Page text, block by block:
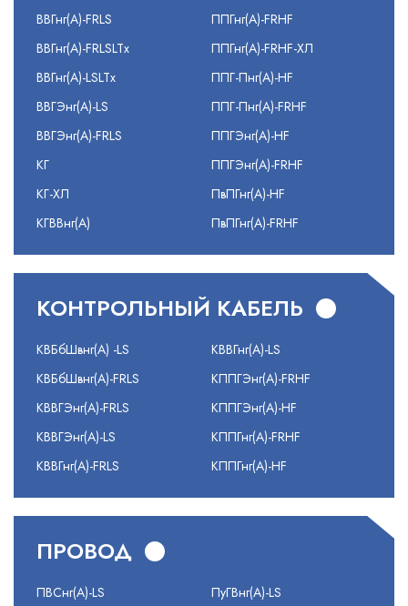
ВВГнг(А)-FRLS
ВВГнг(А)-FRLSLTx
ВВГнг(А)-LSLTx
ВВГЭнг(А)-LS
ВВГЭнг(А)-FRLS
КГ
КГ-ХЛ
КГВВнг(А)
ППГнг(А)-FRHF
ППГнг(А)-FRHF-ХЛ
ППГ-Пнг(А)-HF
ППГ-Пнг(А)-FRHF
ППГЭнг(А)-HF
ППГЭнг(А)-FRHF
ПвПГнг(А)-HF
ПвПГнг(А)-FRHF
КОНТРОЛЬНЫЙ КАБЕЛЬ
КВБбШвнг(А) -LS
КВБбШвнг(А)-FRLS
КВВГЭнг(А)-FRLS
КВВГЭнг(А)-LS
КВВГнг(А)-FRLS
КВВГнг(А)-LS
КППГЭнг(А)-FRHF
КППГЭнг(А)-HF
КППГнг(А)-FRHF
КППГнг(А)-HF
ПРОВОД
ПВСнг(А)-LS
ПуГВнг(А)-LS